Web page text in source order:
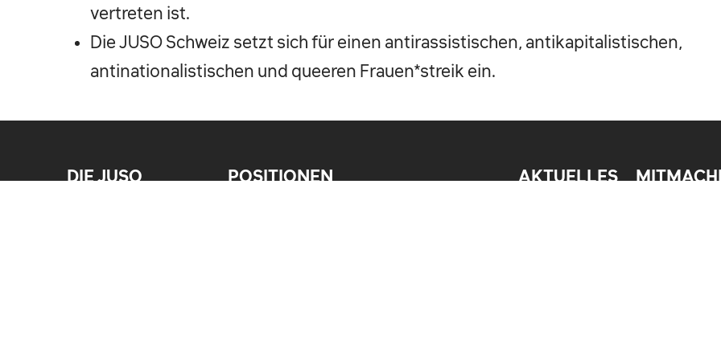
vertreten ist.
Die JUSO Schweiz setzt sich für einen antirassistischen, antikapitalistischen,
antinationalistischen und queeren Frauen*streik ein.
DIE JUSO POSITIONEN AKTUELLES